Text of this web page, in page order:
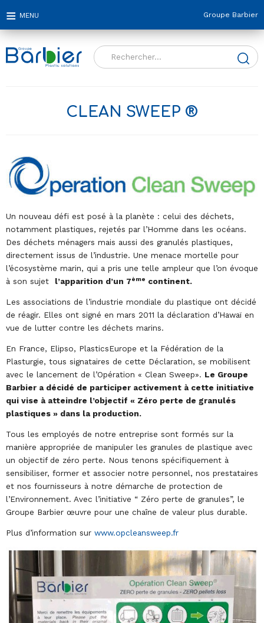
Groupe Barbier
Rechercher :
CLEAN SWEEP ®
Un nouveau défi est posé à la planète : celui des déchets,
notamment plastiques, rejetés par l’Homme dans les océans.
Des déchets ménagers mais aussi des granulés plastiques,
directement issus de l’industrie. Une menace mortelle pour
l’écosystème marin, qui a pris une telle ampleur que l’on évoque
à son sujet l’apparition d’un 7ème continent.
Les associations de l’industrie mondiale du plastique ont décidé
de réagir. Elles ont signé en mars 2011 la déclaration d’Hawaï en
vue de lutter contre les déchets marins.
En France, Elipso, PlasticsEurope et la Fédération de la
Plasturgie, tous signataires de cette Déclaration, se mobilisent
avec le lancement de l’Opération « Clean Sweep». Le Groupe
Barbier a décidé de participer activement à cette initiative
qui vise à atteindre l’objectif « Zéro perte de granulés
plastiques » dans la production.
Tous les employés de notre entreprise sont formés sur la
manière appropriée de manipuler les granules de plastique avec
un objectif de zéro perte. Nous tenons spécifiquement à
sensibiliser, former et associer notre personnel, nos prestataires
et nos fournisseurs à notre démarche de protection de
l’Environnement. Avec l’initiative “ Zéro perte de granules”, le
Groupe Barbier œuvre pour une chaîne de valeur plus durable.
Plus d’information sur www.opcleansweep.fr